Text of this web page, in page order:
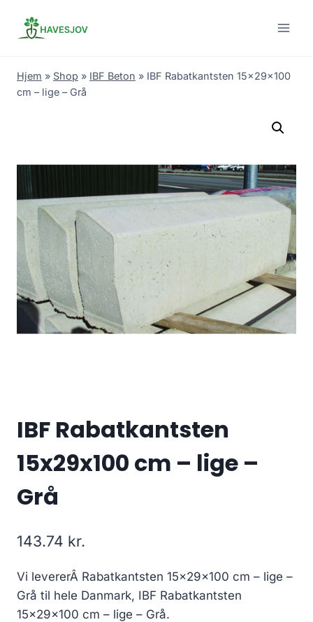
Hjem » Shop » IBF Beton » IBF Rabatkantsten 15x29x100
cm – lige – Grå
IBF Rabatkantsten
15x29x100 cm – lige –
Grå
143.74 kr.
Vi levererÂ Rabatkantsten 15x29x100 cm – lige –
Grå til hele Danmark, IBF Rabatkantsten
15x29x100 cm – lige – Grå.